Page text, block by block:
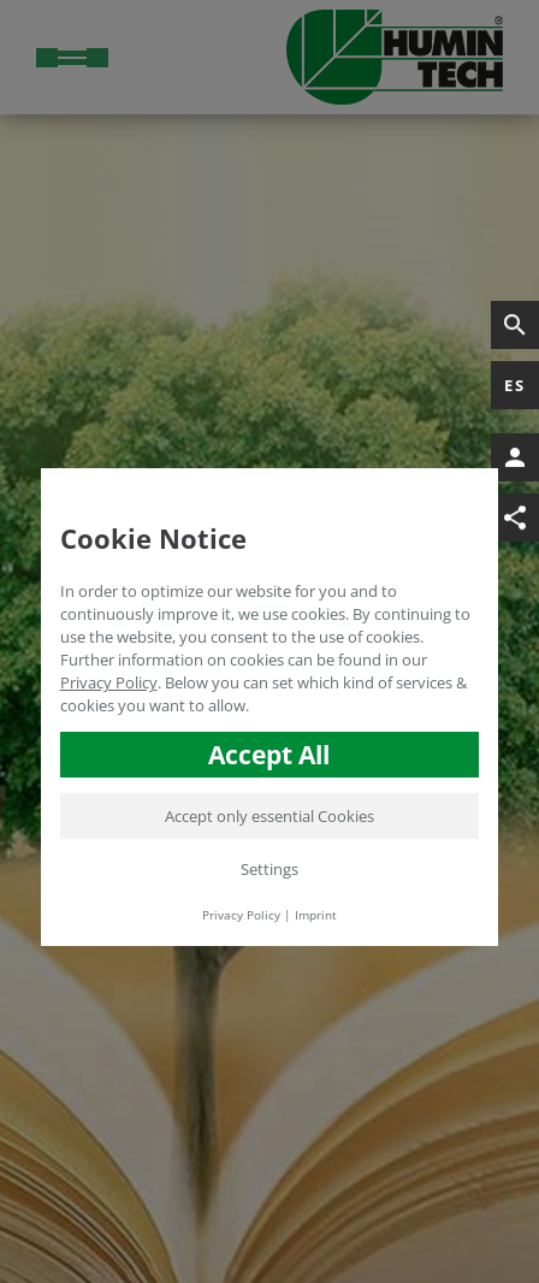
ES
Cookie Notice
In order to optimize our website for you and to
continuously improve it, we use cookies. By continuing to
use the website, you consent to the use of cookies.
Further information on cookies can be found in our
Privacy Policy. Below you can set which kind of services &
cookies you want to allow.
Accept All
Accept only essential Cookies
Settings
Privacy Policy| Imprint